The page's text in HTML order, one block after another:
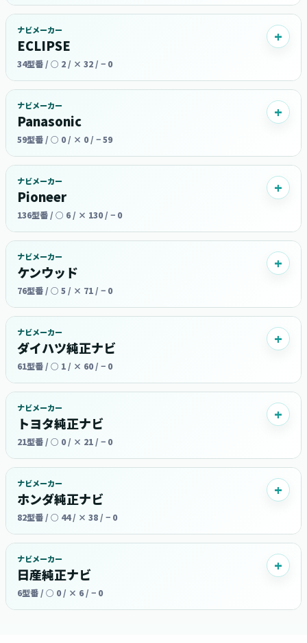
ナビメーカー
ECLIPSE
34型番 / ○ 2 / × 32 / − 0
ナビメーカー
Panasonic
59型番 / ○ 0 / × 0 / − 59
ナビメーカー
Pioneer
136型番 / ○ 6 / × 130 / − 0
ナビメーカー
ケンウッド
76型番 / ○ 5 / × 71 / − 0
ナビメーカー
ダイハツ純正ナビ
61型番 / ○ 1 / × 60 / − 0
ナビメーカー
トヨタ純正ナビ
21型番 / ○ 0 / × 21 / − 0
ナビメーカー
ホンダ純正ナビ
82型番 / ○ 44 / × 38 / − 0
ナビメーカー
日産純正ナビ
6型番 / ○ 0 / × 6 / − 0